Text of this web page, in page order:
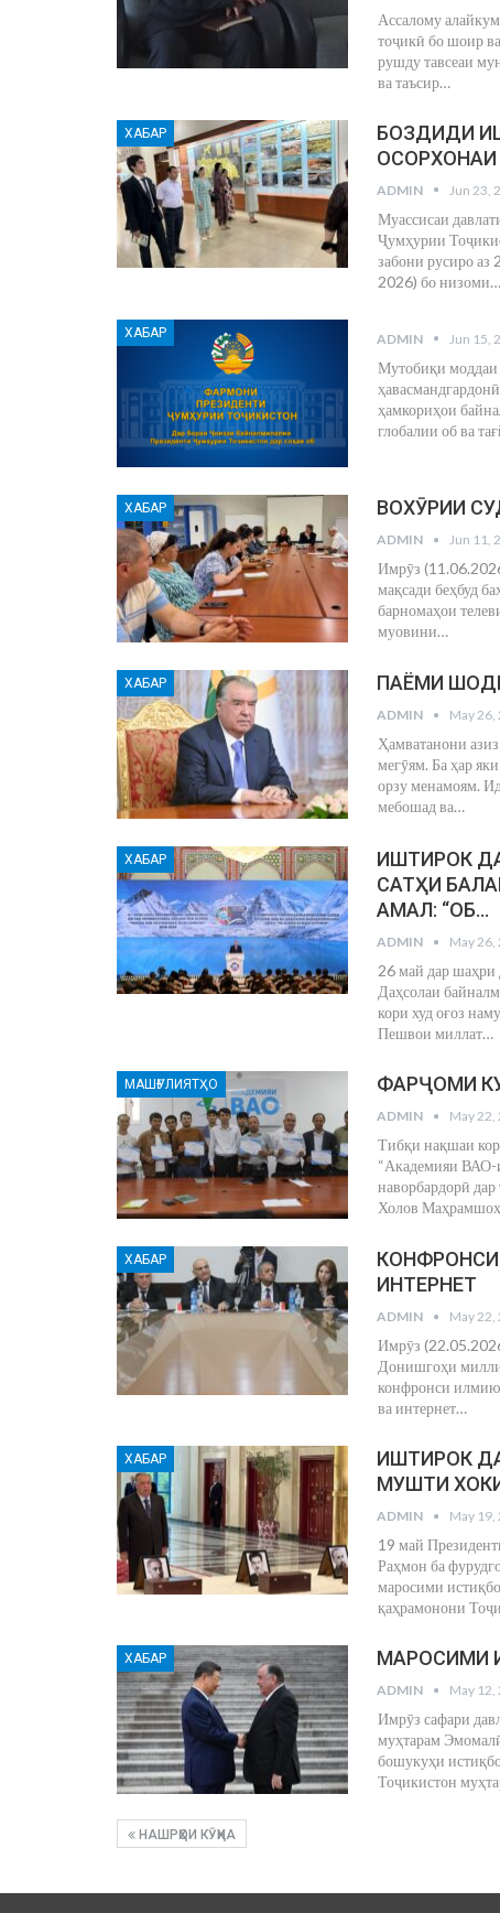
Ассалому
тоҷикӣ бо шоир
рушду тавсеаи
ва таъсир…
ХАБАР
БОЗДИДИ
ADMIN Jun 23,
Муассисаи
Ҷумҳурии
забони русиро аз
2026) бо низоми…
ХАБАР ADMIN Jun 15,
Мутобиқи моддаи
ҳамкориҳои
глобалии об ва
ХАБАР ВОХӮРИИ
ADMIN Jun 11,
Имрӯз
мақсади беҳбуд
барномаҳои
муовини…
ХАБАР ПАЁМИ
ADMIN May 26,
Ҳамватанони
мегӯям. Ба ҳар
орзу менамоям.
мебошад ва…
ХАБАР
ИШТИРОК
САТҲИ
АМАЛ: “ОБ…
ADMIN May 26,
26 май дар шаҳри
Даҳсолаи
кори худ оғоз
Пешвои миллат…
МАШҒУЛИЯТҲО ФАРҶОМИ
ADMIN May 22,
Тибқи нақшаи
“Академияи ВАО-
наворбардорӣ дар
Холов Маҳрамшоҳ
ХАБАР
КОНФРОНСИ
ИНТЕРНЕТ
ADMIN May 22,
Имрӯз
Донишгоҳи
конфронси илмию
ва интернет…
ХАБАР
ИШТИРОК
МУШТИ
ADMIN May 19,
19 май
Раҳмон ба
маросими
қаҳрамонони
ХАБАР МАРОСИМИ
ADMIN May 12,
Имрӯз сафари
муҳтарам
бошукуҳи
Тоҷикистон
НАШРҲОИ КӮҲНА